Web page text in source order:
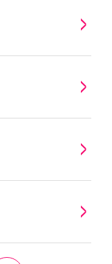
>
>
>
>